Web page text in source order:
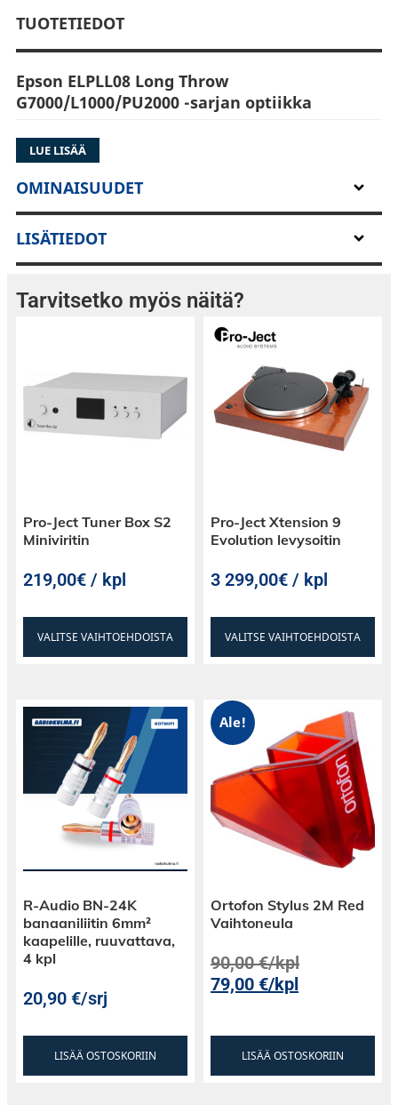
TUOTETIEDOT
Epson ELPLL08 Long Throw
G7000/L1000/PU2000 -sarjan optiikka
Epson ELPLL08 on tarkkaan suunniteltu
projektiolinssi, joka täydentää yhteensopivia
Epson-projektoreita, tarjoten parannettua
kuvanlaatua ja monipuolisuutta. Tämä linssi on
valmistettu edistyksellisellä optiikalla, jotta se
tarjoaisi optimaalista selkeyttä ja suorituskykyä
erilaisiin projisointisovelluksiin.
Tässä ovat keskeiset ominaisuudet:
projektorimallien kanssa varmistaen
saumattoman integraation ja optimoidun
suorituskyvyn.
Edistyksellinen Optiikka:Sisältää
selkeiden ja vääristymättömien kuvien
aikaansaamiseksi, parantaen kokonaisvaltaista
visuaalista kokemusta.
Zoom-ominaisuus:
Sisältää zoom-toiminnon,
joka mahdollistaa käyttäjien kätevän
projisoinnin koon säätämisen, tarjoten
projisointietäisyyksien suhteen.
Moottoroitu Tarkennus: Moottoroitu
kätevän kuvan terävyyden säädön, varmistaen
optimaalisen visuaalisen selkeyden.
LUE LISÄÄ
OMINAISUUDET
LISÄTIEDOT
Tarvitsetko myös näitä?
Pro-Ject Tuner Box S2
Miniviritin
219,00€ / kpl
VALITSE VAIHTOEHDOISTA
Pro-Ject Xtension 9
Evolution levysoitin
3 299,00€ / kpl
VALITSE VAIHTOEHDOISTA
R-Audio BN-24K
banaaniliitin 6mm²
kaapelille, ruuvattava,
4 kpl
20,90€/srj
LISÄÄ OSTOSKORIIN
Ale!
Ortofon Stylus 2M Red
Vaihtoneula
90,00€/kpl
79,00€/kpl
LISÄÄ OSTOSKORIIN